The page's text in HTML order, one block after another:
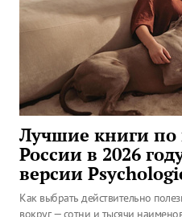
Лучшие книги по
России в 2026
версии
Как выбрать действительно
вокруг — сотни и тысячи